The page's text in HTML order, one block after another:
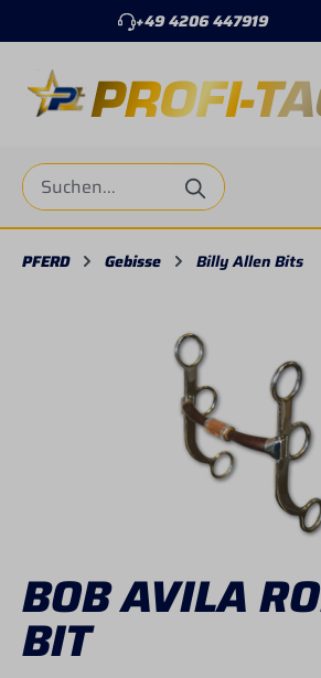
+49 4206 447919
PFERD Gebisse Billy Allen Bits
BOB AVILA
BIT